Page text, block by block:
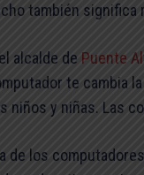
también significa
alcalde de Puente
te cambia
niños y niñas. Las
de los